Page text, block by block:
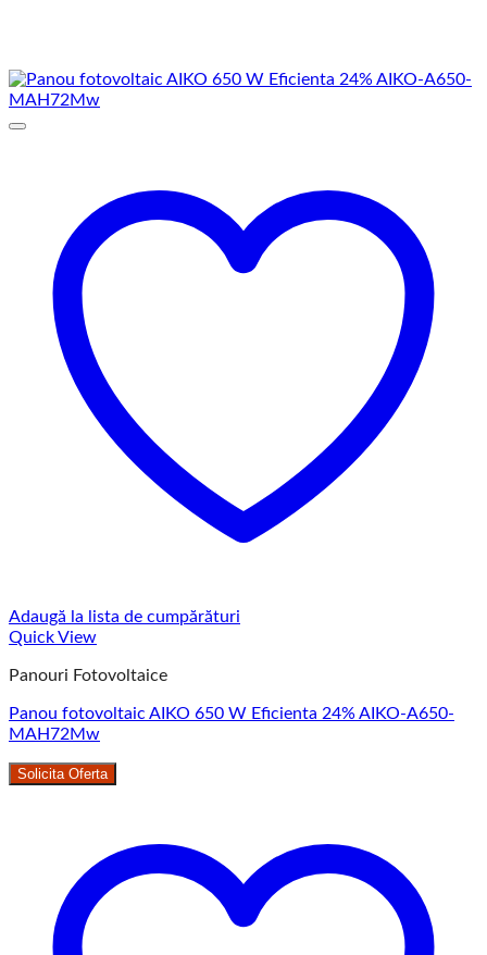
Adaugă la lista de cumpărături
Quick View
Panouri Fotovoltaice
Panou fotovoltaic AIKO 650 W Eficienta 24% AIKO-A650-
MAH72Mw
Solicita Oferta